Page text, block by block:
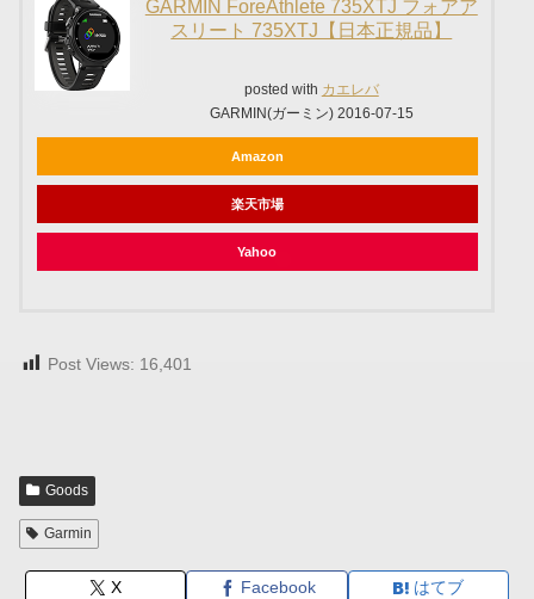
GARMIN ForeAthlete 735XTJ フォアア
スリート 735XTJ【日本正規品】
posted with カエレバ
GARMIN(ガーミン) 2016-07-15
Amazon
楽天市場
Yahoo
Post Views: 16,401
Goods
Garmin
X Facebook
はてブ